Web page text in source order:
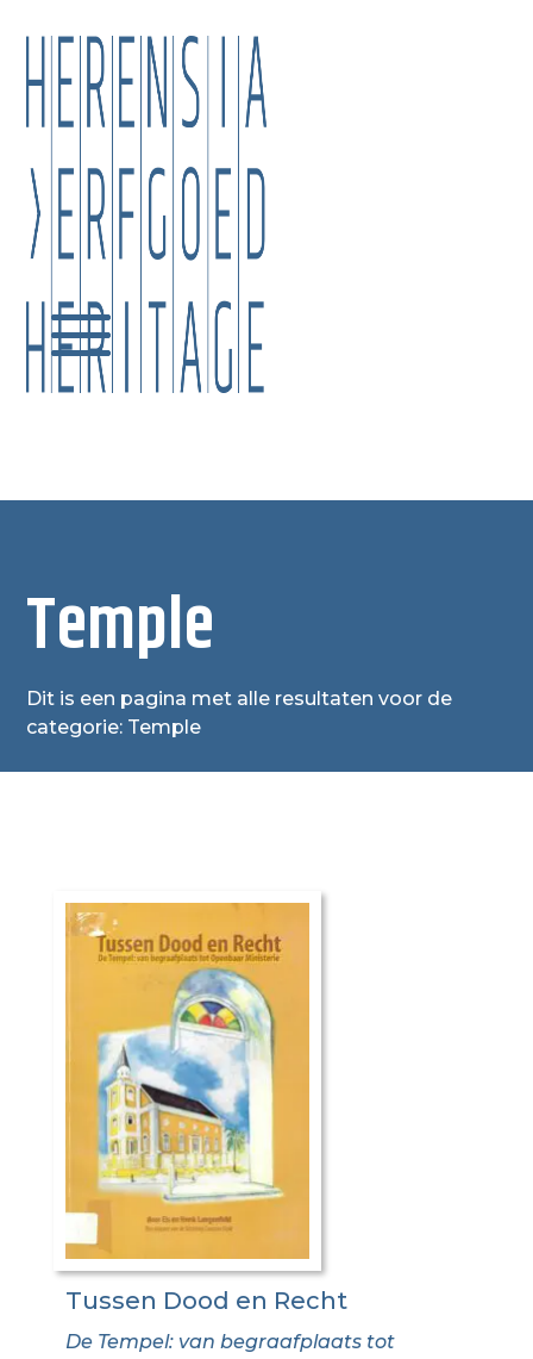
Temple
Dit is een pagina met alle resultaten voor de
categorie: Temple
Tussen Dood en Recht
De Tempel: van begraafplaats tot